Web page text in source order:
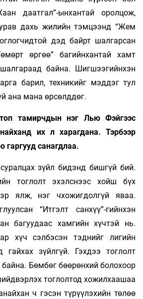
даатгал”-ынхантай оролцож,
дахь жилийн тэмцээнд “Жем
дэд байрт шалгарсан
өргөө” багийнхантай хамт
байна. Шигшээгийнхэн
барил, техникийг мэддэг тул
ана мана өрсөлддөг.
тамирчдын нэг Лью Фэйгээс
их л харагдана. Тэрбээр
гаргууд санагдлаа.
зүйл бидэнд бишгүй бий.
тоглолт эхэлснээс хойш бүх
ялж, нэг чхожигдолгүй яваа.
“Итгэлт санхүү”-гийнхэн
багуудаас хамгийн хүчтэй нь.
хүч сэлбэсэн тэднийг лигийн
гайхах зүйлгүй. Гэхдээ тоглолт
Бөмбөг бөөрөнхий болохоор
тоглолтод хожилхаашаа
ч гэсэн түрүүлэхийн төлөө